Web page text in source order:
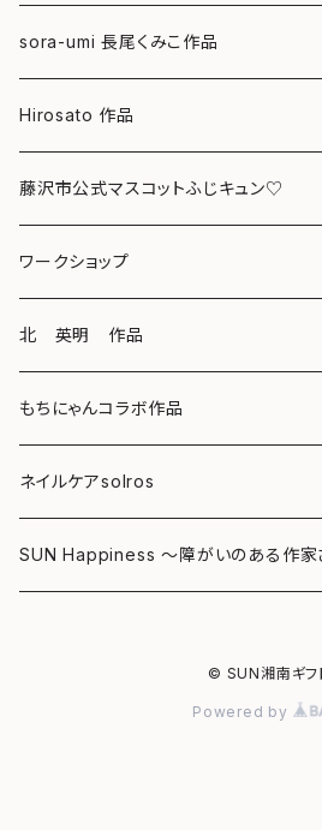
グリーティングカード
クリアファイル
マグカップ
スマホケース
キーホルダー
バッグ
Tシャツ
ミラー
sora-umi 長尾くみこ作品
Hirosato 作品
藤沢市公式マスコットふじキュン♡
クリアファイル
ボールペン
キーホルダー
マグネット
シール
ワークショップ
海レジンアートボード
レジンチャーム
サンキャッチャー
北 英明 作品
ポストカード
もちにゃんコラボ作品
ネイルケアsolros
SUN Happiness ～障がいのある作家
© SUN湘南ギフ
Powered by